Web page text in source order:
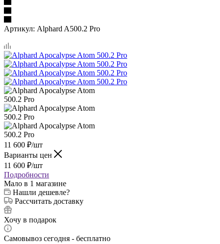
Артикул: Alphard A500.2 Pro
11 600 ₽/шт
Варианты цен
11 600 ₽/шт
Подробности
Мало в 1 магазине
Нашли дешевле?
Рассчитать доставку
Хочу в подарок
Самовывоз сегодня - бесплатно